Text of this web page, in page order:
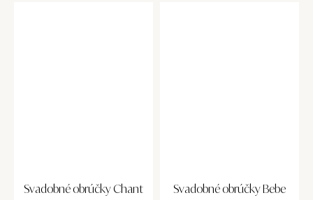
Svadobné obrúčky Chant Svadobné obrúčky Bebe